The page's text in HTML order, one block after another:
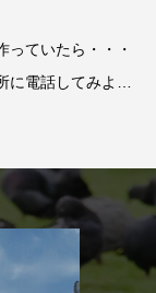
っていたら・・・
に電話してみよ